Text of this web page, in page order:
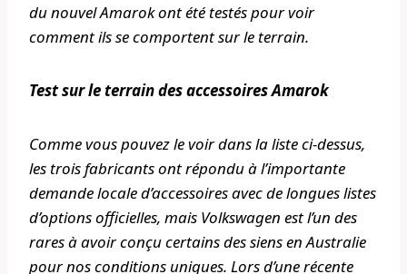
du nouvel Amarok ont ​​été testés pour voir
comment ils se comportent sur le terrain.
Test sur le terrain des accessoires Amarok
Comme vous pouvez le voir dans la liste ci-dessus,
les trois fabricants ont répondu à l’importante
demande locale d’accessoires avec de longues listes
d’options officielles, mais Volkswagen est l’un des
rares à avoir conçu certains des siens en Australie
pour nos conditions uniques. Lors d’une récente